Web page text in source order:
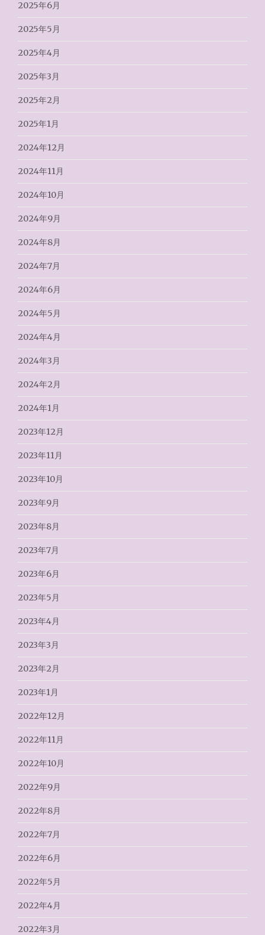
2025年6月
2025年5月
2025年4月
2025年3月
2025年2月
2025年1月
2024年12月
2024年11月
2024年10月
2024年9月
2024年8月
2024年7月
2024年6月
2024年5月
2024年4月
2024年3月
2024年2月
2024年1月
2023年12月
2023年11月
2023年10月
2023年9月
2023年8月
2023年7月
2023年6月
2023年5月
2023年4月
2023年3月
2023年2月
2023年1月
2022年12月
2022年11月
2022年10月
2022年9月
2022年8月
2022年7月
2022年6月
2022年5月
2022年4月
2022年3月